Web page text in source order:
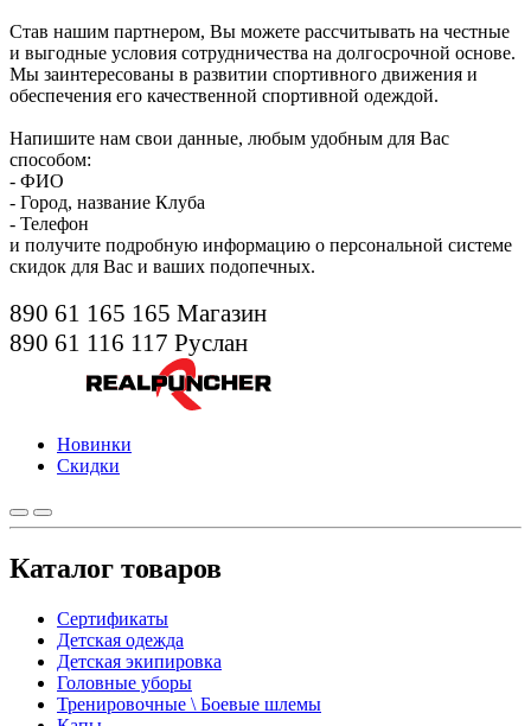
Став нашим партнером, Вы можете рассчитывать на честные
и выгодные условия сотрудничества на долгосрочной основе.
Мы заинтересованы в развитии спортивного движения и
обеспечения его качественной спортивной одеждой.
Напишите нам свои данные, любым удобным для Вас
способом:
- ФИО
- Город, название Клуба
- Телефон
и получите подробную информацию о персональной системе
скидок для Вас и ваших подопечных.
890 61 165 165 Магазин
890 61 116 117 Руслан
Новинки
Скидки
Каталог товаров
Сертификаты
Детская одежда
Детская экипировка
Головные уборы
Тренировочные \ Боевые шлемы